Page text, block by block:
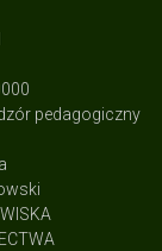
pedagogiczny